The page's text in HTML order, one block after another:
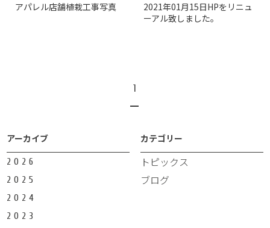
アパレル店舗植栽工事写真
2021年01月15日HPをリニュ
ーアル致しました。
1
アーカイブ
2026
2025
2024
2023
カテゴリー
トピックス
ブログ